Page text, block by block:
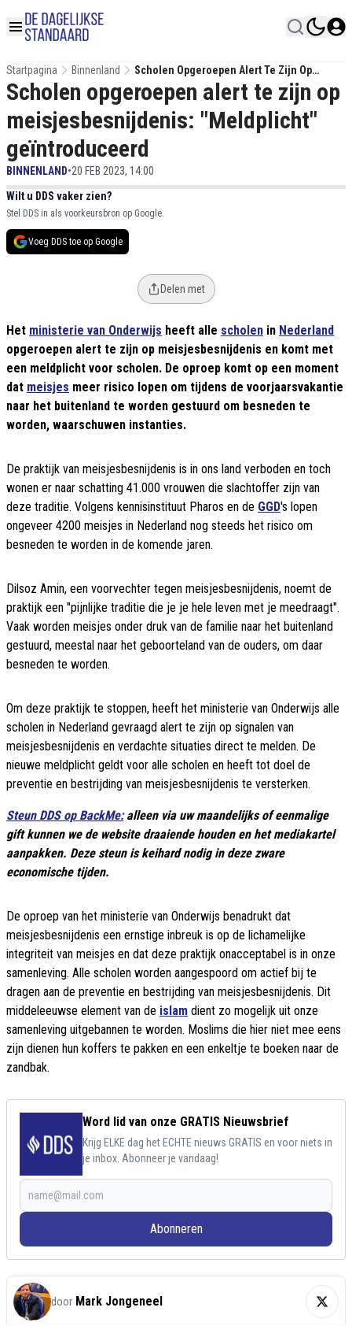
Startpagina Binnenland
Scholen Opgeroepen Alert Te Zijn Op
Meisjesbesnijdenis: "Meldplicht"
Geïntroduceerd
Scholen opgeroepen alert te zijn op
meisjesbesnijdenis: "Meldplicht"
geïntroduceerd
BINNENLAND•20 FEB 2023, 14:00
Wilt u DDS vaker zien?
Stel DDS in als voorkeursbron op Google.
Voeg DDS toe op Google
Delen met
Het ministerie van Onderwijs heeft alle scholen in Nederland
opgeroepen alert te zijn op meisjesbesnijdenis en komt met
een meldplicht voor scholen. De oproep komt op een moment
dat meisjes meer risico lopen om tijdens de voorjaarsvakantie
naar het buitenland te worden gestuurd om besneden te
worden, waarschuwen instanties.
De praktijk van meisjesbesnijdenis is in ons land verboden en toch
wonen er naar schatting 41.000 vrouwen die slachtoffer zijn van
deze traditie. Volgens kennisinstituut Pharos en de GGD's lopen
ongeveer 4200 meisjes in Nederland nog steeds het risico om
besneden te worden in de komende jaren.
Dilsoz Amin, een voorvechter tegen meisjesbesnijdenis, noemt de
praktijk een "pijnlijke traditie die je je hele leven met je meedraagt".
Vaak worden meisjes onder druk van de familie naar het buitenland
gestuurd, meestal naar het geboorteland van de ouders, om daar
besneden te worden.
Om deze praktijk te stoppen, heeft het ministerie van Onderwijs alle
scholen in Nederland gevraagd alert te zijn op signalen van
meisjesbesnijdenis en verdachte situaties direct te melden. De
nieuwe meldplicht geldt voor alle scholen en heeft tot doel de
preventie en bestrijding van meisjesbesnijdenis te versterken.
Steun DDS op BackMe:alleen via uw maandelijks of eenmalige
gift kunnen we de website draaiende houden en het mediakartel
aanpakken. Deze steun is keihard nodig in deze zware
economische tijden.
De oproep van het ministerie van Onderwijs benadrukt dat
meisjesbesnijdenis een ernstige inbreuk is op de lichamelijke
integriteit van meisjes en dat deze praktijk onacceptabel is in onze
samenleving. Alle scholen worden aangespoord om actief bij te
dragen aan de preventie en bestrijding van meisjesbesnijdenis. Dit
middeleeuwse element van de islam dient zo mogelijk uit onze
samenleving uitgebannen te worden. Moslims die hier niet mee eens
zijn dienen hun koffers te pakken en een enkeltje te boeken naar de
zandbak.
Word lid van onze GRATIS Nieuwsbrief
Krijg ELKE dag het ECHTE nieuws GRATIS en voor niets in
je inbox. Abonneer je vandaag!
Abonneren
door Mark Jongeneel